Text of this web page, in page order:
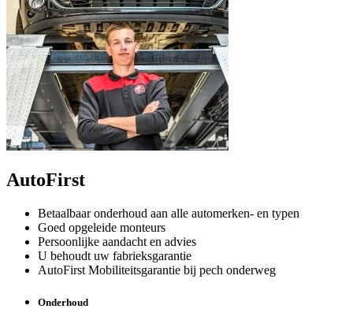
AutoFirst
Betaalbaar onderhoud aan alle automerken- en typen
Goed opgeleide monteurs
Persoonlijke aandacht en advies
U behoudt uw fabrieksgarantie
AutoFirst Mobiliteitsgarantie bij pech onderweg
Onderhoud